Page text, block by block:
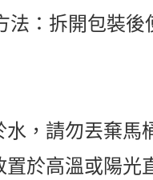
法：拆開包裝後
，請勿丟棄馬
於高溫或陽光